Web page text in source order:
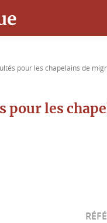
pour les chapelains de
pour les